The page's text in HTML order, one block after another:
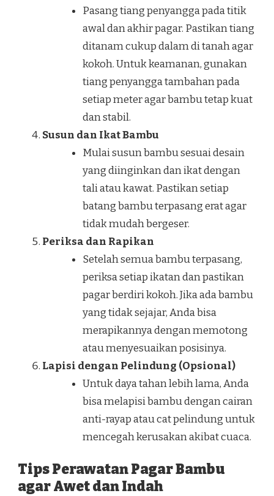
Pasang tiang penyangga pada titik
awal dan akhir pagar. Pastikan tiang
ditanam cukup dalam di tanah agar
kokoh. Untuk keamanan, gunakan
tiang penyangga tambahan pada
setiap meter agar bambu tetap kuat
dan stabil.
Susun dan Ikat Bambu
Mulai susun bambu sesuai desain
yang diinginkan dan ikat dengan
tali atau kawat. Pastikan setiap
batang bambu terpasang erat agar
tidak mudah bergeser.
Periksa dan Rapikan
Setelah semua bambu terpasang,
periksa setiap ikatan dan pastikan
pagar berdiri kokoh. Jika ada bambu
yang tidak sejajar, Anda bisa
merapikannya dengan memotong
atau menyesuaikan posisinya.
Lapisi dengan Pelindung (Opsional)
Untuk daya tahan lebih lama, Anda
bisa melapisi bambu dengan cairan
anti-rayap atau cat pelindung untuk
mencegah kerusakan akibat cuaca.
Tips Perawatan Pagar Bambu
agar Awet dan Indah